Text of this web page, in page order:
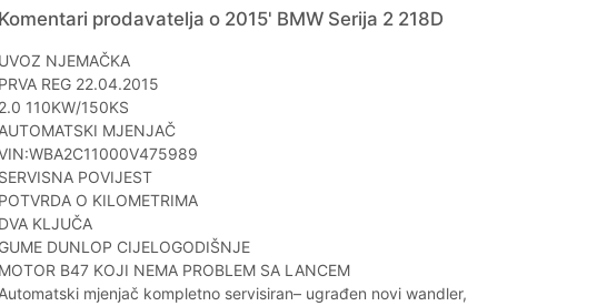
Komentari prodavatelja o 2015' BMW Serija 2 218D
UVOZ NJEMAČKA
PRVA REG 22.04.2015
2.0 110KW/150KS
MJENJAČ
SERVISNA POVIJEST
POTVRDA O KILOMETRIMA
DVA KLJUČA
GUME DUNLOP CIJELOGODIŠNJE
MOTOR B47 KOJI NEMA PROBLEM SA LANCEM
mjenjač kompletno servisiran– ugrađen novi wandler,